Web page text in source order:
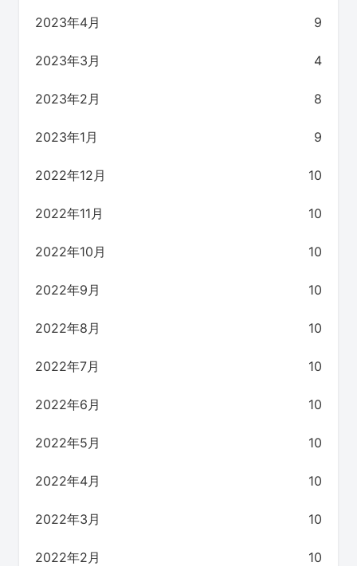
2023年4月 9
2023年3月 4
2023年2月 8
2023年1月 9
2022年12月 10
2022年11月 10
2022年10月 10
2022年9月 10
2022年8月 10
2022年7月 10
2022年6月 10
2022年5月 10
2022年4月 10
2022年3月 10
2022年2月 10